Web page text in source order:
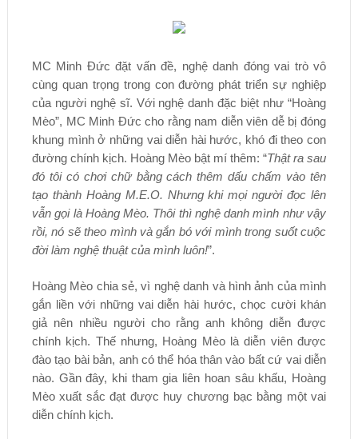
MC Minh Đức đặt vấn đề, nghệ danh đóng vai trò vô
cùng quan trọng trong con đường phát triển sự nghiệp
của người nghệ sĩ. Với nghệ danh đặc biệt như “Hoàng
Mèo”, MC Minh Đức cho rằng nam diễn viên dễ bị đóng
khung mình ở những vai diễn hài hước, khó đi theo con
đường chính kịch. Hoàng Mèo bật mí thêm: “Thật ra sau
đó tôi có chơi chữ bằng cách thêm dấu chấm vào tên
tạo thành Hoàng M.E.O. Nhưng khi mọi người đọc lên
vẫn gọi là Hoàng Mèo. Thôi thì nghệ danh mình như vậy
rồi, nó sẽ theo mình và gắn bó với mình trong suốt cuộc
đời làm nghệ thuật của mình luôn!”.
Hoàng Mèo chia sẻ, vì nghệ danh và hình ảnh của mình
gắn liền với những vai diễn hài hước, chọc cười khán
giả nên nhiều người cho rằng anh không diễn được
chính kịch. Thế nhưng, Hoàng Mèo là diễn viên được
đào tạo bài bản, anh có thể hóa thân vào bất cứ vai diễn
nào. Gần đây, khi tham gia liên hoan sâu khấu, Hoàng
Mèo xuất sắc đạt được huy chương bạc bằng một vai
diễn chính kịch.